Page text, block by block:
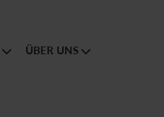
ÜBER UNS